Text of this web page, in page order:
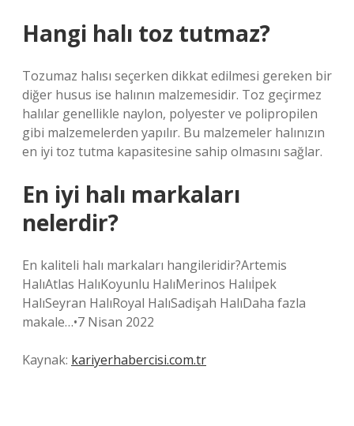
Hangi halı toz tutmaz?
Tozumaz halısı seçerken dikkat edilmesi gereken bir
diğer husus ise halının malzemesidir. Toz geçirmez
halılar genellikle naylon, polyester ve polipropilen
gibi malzemelerden yapılır. Bu malzemeler halınızın
en iyi toz tutma kapasitesine sahip olmasını sağlar.
En iyi halı markaları
nelerdir?
En kaliteli halı markaları hangileridir?Artemis
HalıAtlas HalıKoyunlu HalıMerinos Halıİpek
HalıSeyran HalıRoyal HalıSadişah HalıDaha fazla
makale…•7 Nisan 2022
Kaynak: kariyerhabercisi.com.tr